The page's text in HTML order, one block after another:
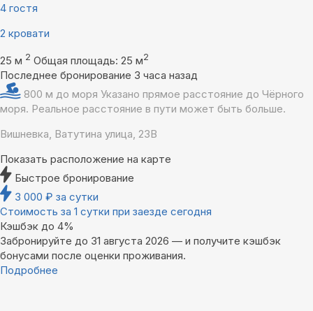
4 гостя
2 кровати
25 м 2 Общая площадь: 25 м2
Последнее бронирование 3 часа назад
800 м до моря Указано прямое расстояние до Чёрного
моря. Реальное расстояние в пути может быть больше.
Вишневка, Ватутина улица, 23В
Показать расположение на карте
Быстрое бронирование
3 000 ₽ за сутки
Стоимость за 1 сутки при заезде сегодня
Кэшбэк до 4%
Забронируйте до 31 августа 2026 — и получите кэшбэк
бонусами после оценки проживания.
Подробнее